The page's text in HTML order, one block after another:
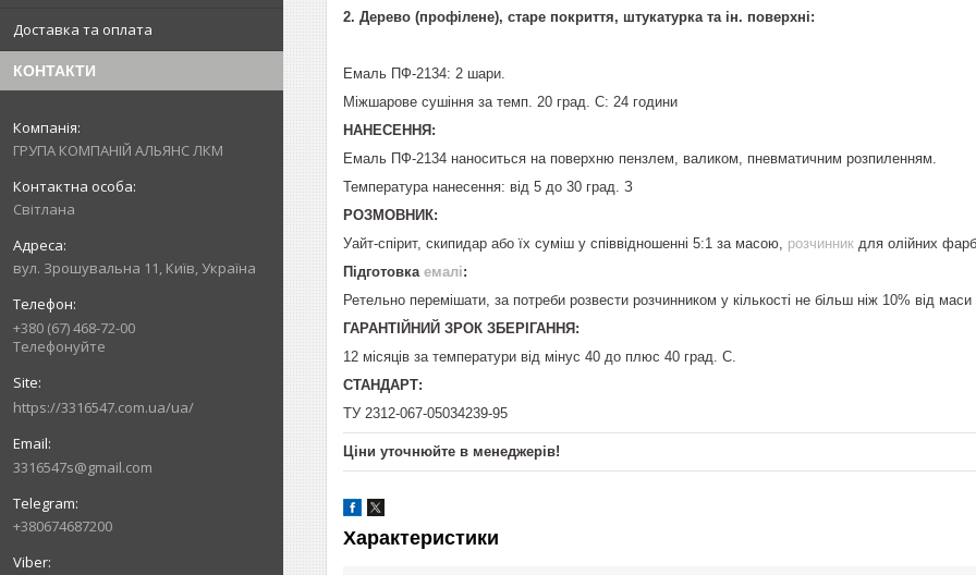
Доставка та оплата
КОНТАКТИ
ГРУПА КОМПАНІЙ АЛЬЯНС ЛКМ
Світлана
вул. Зрошувальна 11, Київ, Україна
+380 (67) 468-72-00
Телефонуйте
https://3316547.com.ua/ua/
3316547s@gmail.com
+380674687200
2. Дерево (профілене), старе покриття, штукатурка та ін. поверхні:
Емаль ПФ-2134: 2 шари.
Міжшарове сушіння за темп. 20 град. С: 24 години
НАНЕСЕННЯ:
Емаль ПФ-2134 наноситься на поверхню пензлем, валиком, пневматичним розпиленням.
Температура нанесення: від 5 до 30 град. З
РОЗМОВНИК:
Уайт-спірит, скипидар або їх суміш у співвідношенні 5:1 за масою, розчинник для олійних фарб.
Підготовка емалі:
Ретельно перемішати, за потреби розвести розчинником у кількості не більш ніж 10% від маси
ГАРАНТІЙНИЙ ЗРОК ЗБЕРІГАННЯ:
12 місяців за температури від мінус 40 до плюс 40 град. С.
СТАНДАРТ:
ТУ 2312-067-05034239-95
Ціни уточнюйте в менеджерів!
Характеристики